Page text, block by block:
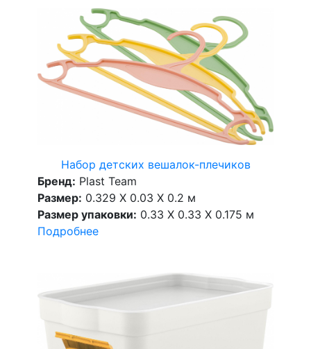
Набор детских вешалок-плечиков
Бренд: Plast Team
Размер: 0.329 X 0.03 X 0.2 м
Размер упаковки: 0.33 X 0.33 X 0.175 м
Подробнее